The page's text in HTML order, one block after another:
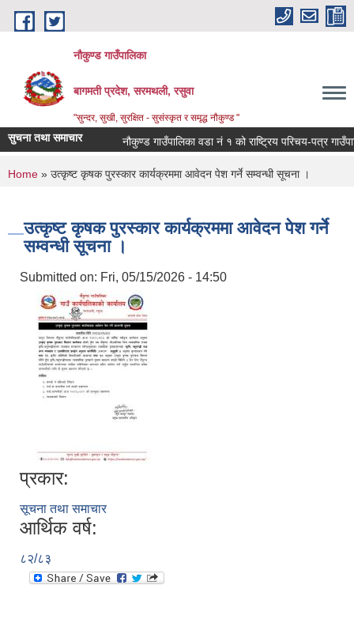
Skip to main content
नौकुण्ड गाउँपालिका
बागमती प्रदेश, सरमथली, रसुवा
"सुन्दर, सुखी, सुरक्षित - सुसंस्कृत र समृद्ध नौकुण्ड "
सुचना तथा समाचार नौकुण्ड गाउँपालिका वडा नं १ को राष्ट्रिय परिचय-पत्र
You are here
Home » उत्कृष्ट कृषक पुरस्कार कार्यक्रममा आवेदन पेश गर्ने सम्वन्धी सूचना ।
उत्कृष्ट कृषक पुरस्कार कार्यक्रममा आवेदन पेश गर्ने
सम्वन्धी सूचना ।
Submitted on: Fri, 05/15/2026 - 14:50
प्रकार:
सूचना तथा समाचार
आर्थिक वर्ष:
८२/८३